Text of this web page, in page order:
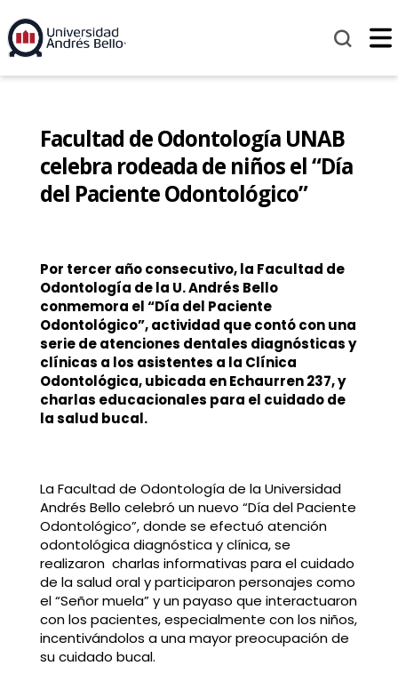
Facultad de Odontología UNAB
celebra rodeada de niños el “Día
del Paciente Odontológico”
Por tercer año consecutivo, la Facultad de
Odontología de la U. Andrés Bello
conmemora el “Día del Paciente
Odontológico”, actividad que contó con una
serie de atenciones dentales diagnósticas y
clínicas a los asistentes a la Clínica
Odontológica, ubicada en Echaurren 237, y
charlas educacionales para el cuidado de
la salud bucal.
La Facultad de Odontología de la Universidad
Andrés Bello celebró un nuevo “Día del Paciente
Odontológico”, donde se efectuó atención
odontológica diagnóstica y clínica, se
realizaron charlas informativas para el cuidado
de la salud oral y participaron personajes como
el “Señor muela” y un payaso que interactuaron
con los pacientes, especialmente con los niños,
incentivándolos a una mayor preocupación de
su cuidado bucal.